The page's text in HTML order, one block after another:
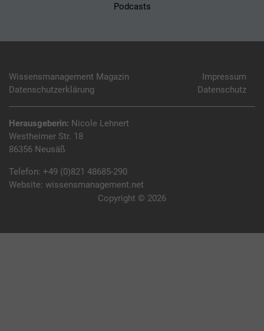
Podcasts
Wissensmanagement Magazin
Impressum
Datenschutzerklärung
Datenschutz
Herausgeberin: Nicole Lehnert
Westheimer Str. 18
86356 Neusäß
Telefon: +49 (0)821 48685-290
Website: wissensmanagement.net
Copyright © 2026